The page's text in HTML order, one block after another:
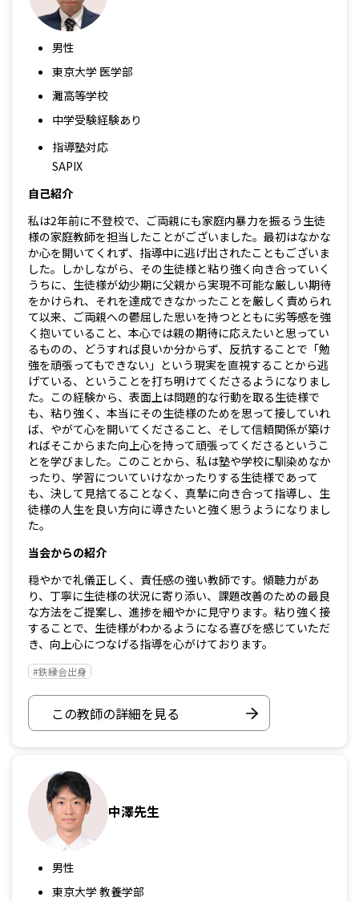
男性
東京大学 医学部
灘高等学校
中学受験経験あり
指導塾対応
SAPIX
自己紹介
私は2年前に不登校で、ご両親にも家庭内暴力を振るう生徒
様の家庭教師を担当したことがございました。最初はなかな
か心を開いてくれず、指導中に逃げ出されたこともございま
した。しかしながら、その生徒様と粘り強く向き合っていく
うちに、生徒様が幼少期に父親から実現不可能な厳しい期待
をかけられ、それを達成できなかったことを厳しく責められ
て以来、ご両親への鬱屈した思いを持つとともに劣等感を強
く抱いていること、本心では親の期待に応えたいと思ってい
るものの、どうすれば良いか分からず、反抗することで「勉
強を頑張ってもできない」という現実を直視することから逃
げている、ということを打ち明けてくださるようになりまし
た。この経験から、表面上は問題的な行動を取る生徒様で
も、粘り強く、本当にその生徒様のためを思って接していれ
ば、やがて心を開いてくださること、そして信頼関係が築け
ればそこからまた向上心を持って頑張ってくださるというこ
とを学びました。このことから、私は塾や学校に馴染めなか
ったり、学習についていけなかったりする生徒様であって
も、決して見捨てることなく、真摯に向き合って指導し、生
徒様の人生を良い方向に導きたいと強く思うようになりまし
た。
当会からの紹介
穏やかで礼儀正しく、責任感の強い教師です。傾聴力があ
り、丁寧に生徒様の状況に寄り添い、課題改善のための最良
な方法をご提案し、進捗を細やかに見守ります。粘り強く接
することで、生徒様がわかるようになる喜びを感じていただ
き、向上心につなげる指導を心がけております。
#鉄縁会出身
この教師の詳細を見る
中澤先生
男性
東京大学 教養学部